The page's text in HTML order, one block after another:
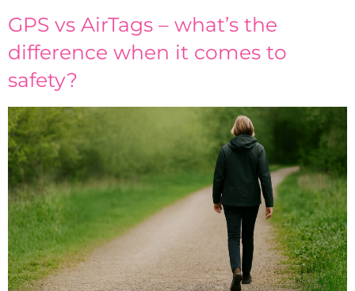
GPS vs AirTags – what’s the
difference when it comes to
safety?